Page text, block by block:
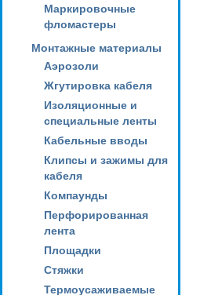
Маркировочные
фломастеры
Монтажные материалы
Аэрозоли
Жгутировка кабеля
Изоляционные и
специальные ленты
Кабельные вводы
Клипсы и зажимы для
кабеля
Компаунды
Перфорированная
лента
Площадки
Стяжки
Термоусаживаемые